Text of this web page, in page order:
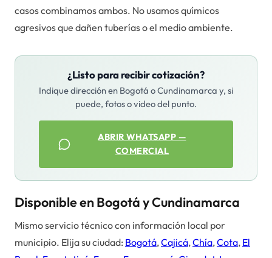
casos combinamos ambos. No usamos químicos
agresivos que dañen tuberías o el medio ambiente.
¿Listo para recibir cotización?
Indique dirección en Bogotá o Cundinamarca y, si
puede, fotos o video del punto.
ABRIR WHATSAPP —
COMERCIAL
Disponible en Bogotá y Cundinamarca
Mismo servicio técnico con información local por
municipio. Elija su ciudad: Bogotá,Cajicá,Chía,Cota, El